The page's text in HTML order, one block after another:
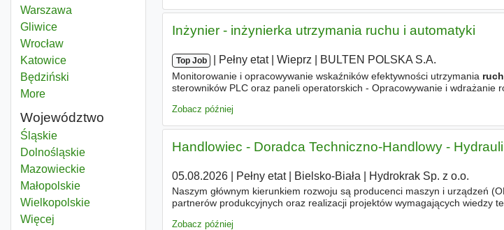
Dyżurny ruchu
Warszawa
Dyżurny ruchu
GliwicePowiat
Dyżurny ruchu
WrocławPowiat
Dyżurny ruchu
KatowicePowiat
Dyżurny ruchu
Będziński
Moredistricts
Województwo
Dyżurny ruchu
ŚląskieWojewództwo
Dyżurny ruchu
DolnośląskieWojewództwo
Dyżurny ruchu
MazowieckieWojewództwo
Dyżurny ruchu
MałopolskieWojewództwo
Dyżurny ruchu
WielkopolskieWojewództwo
Więcej
Inżynier - inżynierka utrzymania ruchu i automatyki
Top Job Pełny etat| Wieprz BULTEN POLSKA S.A.
Monitorowanie i opracowywanie wskaźników efektywności utrzymania
sterowników PLC oraz paneli operatorskich - Opracowywanie i wdrażanie
Zobacz później
Handlowiec - Doradca Techniczno-Handlowy -
05.08.2026| Pełny etat| Bielsko-Biała Hydrokrak Sp. z o.o.
Naszym głównym kierunkiem rozwoju są producenci maszyn i urządzeń
partnerów produkcyjnych oraz realizacji projektów wymagających wiedzy
Zobacz później